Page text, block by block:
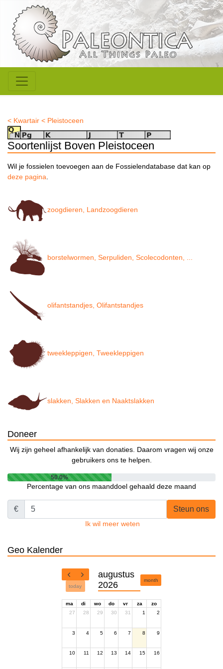
< Kwartair < Pleistoceen
Soortenlijst Boven Pleistoceen
Wil je fossielen toevoegen aan de Fossielendatabase dat kan op
deze pagina.
zoogdieren, Landzoogdieren
borstelwormen, Serpuliden, Scolecodonten, ...
olifantstandjes, Olifantstandjes
tweekleppigen, Tweekleppigen
slakken, Slakken en Naaktslakken
Doneer
Wij zijn geheel afhankelijk van donaties. Daarom vragen wij onze
gebruikers ons te helpen.
50.0%
Percentage van ons maanddoel gehaald deze maand
€ Steun ons
Ik wil meer weten
Geo Kalender
today
augustus
2026
month
ma di wo do vr za
zo
27
28 29 30 31 1 2
3 4 5 6 7 8 9
10 11 12 13 14 15 16